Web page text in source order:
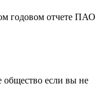
годовом отчете ПАО
общество если вы не